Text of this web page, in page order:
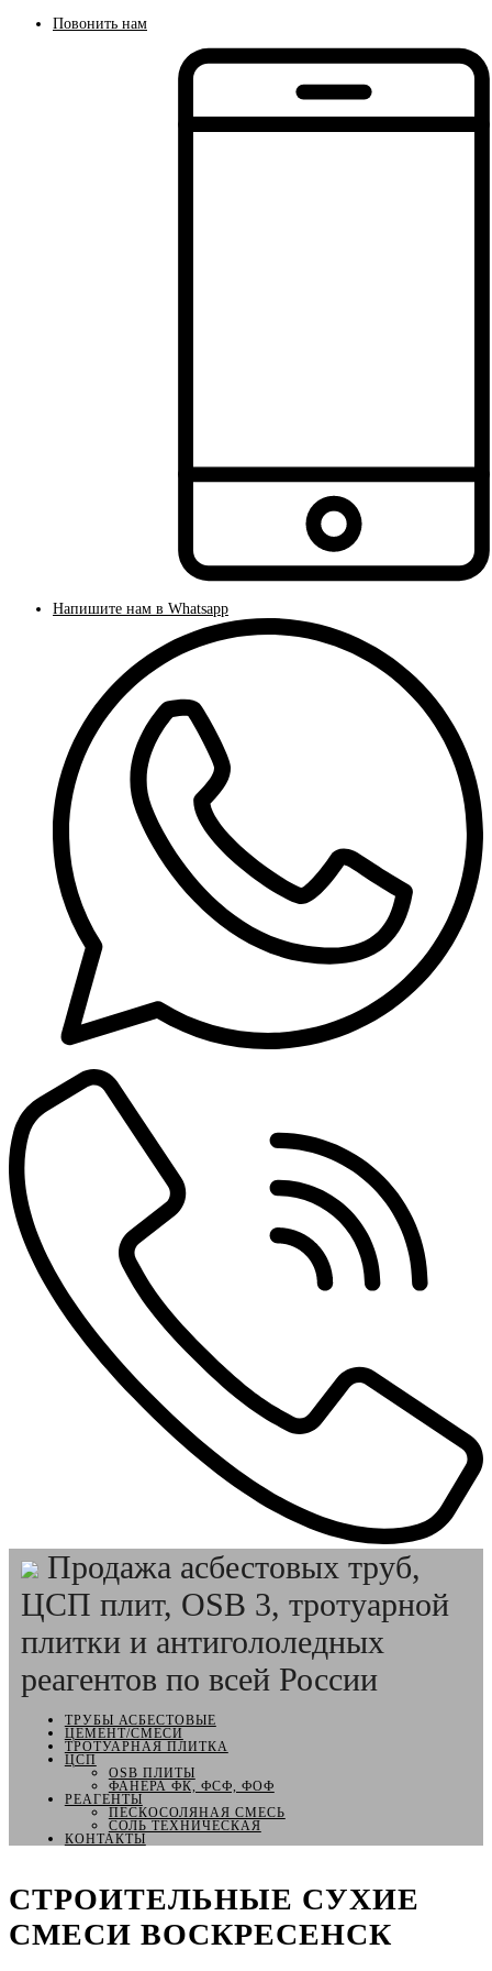
Повонить нам
Напишите нам в Whatsapp
Продажа асбестовых труб,
ЦСП плит, OSB 3, тротуарной
плитки и антигололедных
реагентов по всей России
ТРУБЫ АСБЕСТОВЫЕ
ЦЕМЕНТ/СМЕСИ
ТРОТУАРНАЯ ПЛИТКА
ЦСП
OSB ПЛИТЫ
ФАНЕРА ФК, ФСФ, ФОФ
РЕАГЕНТЫ
ПЕСКОСОЛЯНАЯ СМЕСЬ
СОЛЬ ТЕХНИЧЕСКАЯ
КОНТАКТЫ
СТРОИТЕЛЬНЫЕ СУХИЕ
СМЕСИ ВОСКРЕСЕНСК